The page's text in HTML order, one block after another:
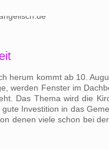
herum kommt ab 10.
werden Fenster im
Das Thema wird die
Investition in das
denen viele schon bei